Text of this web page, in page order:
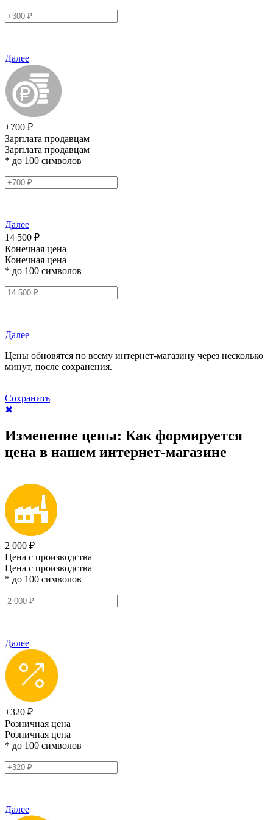
Далее
+700 ₽
Зарплата продавцам
Зарплата продавцам
* до 100 символов
Далее
14 500 ₽
Конечная цена
Конечная цена
* до 100 символов
Далее
Цены обновятся по всему интернет-магазину через несколько
минут, после сохранения.
Сохранить
✖
Изменение цены: Как формируется
цена в нашем интернет-магазине
2 000 ₽
Цена с производства
Цена с производства
* до 100 символов
Далее
+320 ₽
Розничная цена
Розничная цена
* до 100 символов
Далее